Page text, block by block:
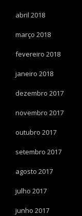
abril 2018
março 2018
fevereiro 2018
janeiro 2018
dezembro 2017
novembro 2017
outubro 2017
setembro 2017
agosto 2017
julho 2017
junho 2017